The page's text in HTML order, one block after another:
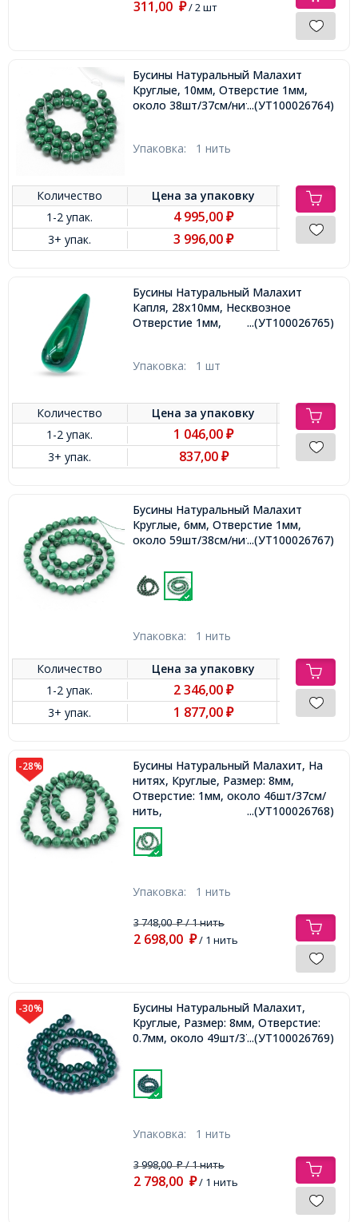
311,00 ₽/ 2 шт
Бусины Натуральный Малахит
Круглые, 10мм, Отверстие 1мм,
около 38шт/37см/нить,...(УТ100026764)
Упаковка: 1 нить
Количество Цена заупаковку
1-2 упак.
4 995,00₽
3+ упак. 3 996,00₽
Бусины Натуральный Малахит
Капля, 28х10мм, Несквозное
Отверстие 1мм,
...(УТ100026765)
Упаковка: 1 шт
Количество Цена заупаковку
1-2 упак.
1 046,00₽
3+ упак. 837,00 ₽
Бусины Натуральный Малахит
Круглые, 6мм, Отверстие 1мм,
около 59шт/38см/нить,...(УТ100026767)
Упаковка: 1 нить
Количество Цена заупаковку
1-2 упак.
2 346,00₽
3+ упак. 1 877,00₽
-28%
Бусины Натуральный Малахит, На
нитях, Круглые, Размер: 8мм,
Отверстие: 1мм, около 46шт/37см/
нить,
...(УТ100026768)
Упаковка: 1 нить
3 748,00₽/ 1 нить
2 698,00 ₽/ 1 нить
-30%
Бусины Натуральный Малахит,
Круглые, Размер: 8мм, Отверстие:
0.7мм, около 49шт/37см/нить,
...(УТ100026769)
Упаковка: 1 нить
3 998,00₽/ 1 нить
2 798,00 ₽/ 1 нить